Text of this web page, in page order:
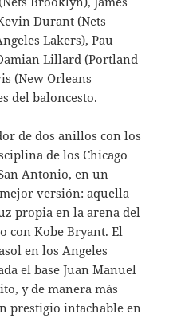
Durant (Nets
Lakers), Pau
Lillard (Portland
(New Orleans
del baloncesto.
de dos anillos con los
de los Chicago
Antonio, en un
versión: aquella
propia en la arena del
con Kobe Bryant. El
en los Angeles
el base Juan Manuel
y de manera más
prestigio intachable en